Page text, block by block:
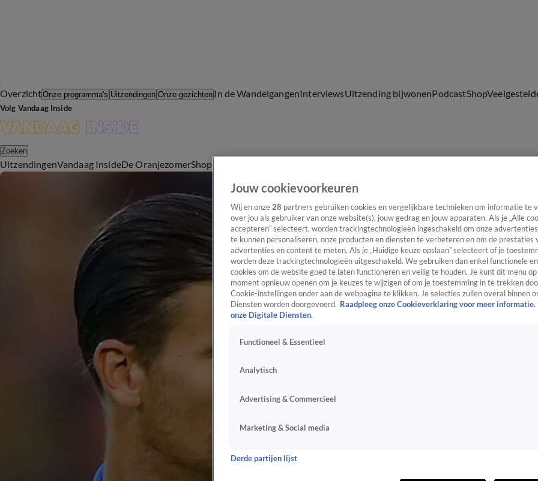
OverzichtOnze programma's Uitzendingen Onze gezichten In de WandelgangenInterviewsUitzending bijwonenPodcastShop
Volg Vandaag Inside
Zoeken
UitzendingenVandaag InsideDe OranjezomerShop
Jouw cookievoorkeuren
Wij en onze 28 partners gebruiken cookies en vergelijkbare technieken om informatie te
over jou als gebruiker van onze website(s), jouw gedrag en jouw apparaten. Als je „Alle
accepteren” selecteert, worden trackingtechnologieën ingeschakeld om onze
te kunnen personaliseren, onze producten en diensten te verbeteren en om de prestaties
advertenties en content te meten. Als je „Huidige keuze opslaan” selecteert of je
worden deze trackingtechnologieën uitgeschakeld. We gebruiken dan enkel functionele
cookies om de website goed te laten functioneren en veilig te houden. Je kunt dit menu
moment opnieuw openen om je keuzes te wijzigen of om je toestemming in te trekken
Cookie-instellingen onder aan de webpagina te klikken. Je selecties zullen overal binnen
Diensten worden doorgevoerd. Raadpleeg onze Cookieverklaring voor meer informatie.
onze Digitale Diensten.
Functioneel & Essentieel
Analytisch
Advertising & Commercieel
Marketing & Social media
Derde partijen lijst